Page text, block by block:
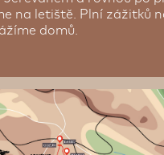
na letiště. Plní zážitků
domů.